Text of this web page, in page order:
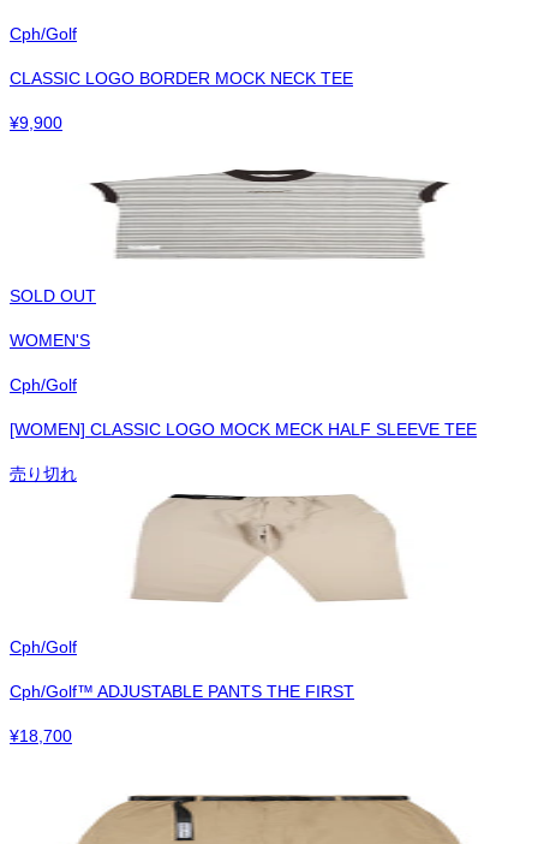
Cph/Golf
CLASSIC LOGO BORDER MOCK NECK TEE
¥9,900
SOLD OUT
WOMEN'S
Cph/Golf
[WOMEN] CLASSIC LOGO MOCK MECK HALF SLEEVE TEE
売り切れ
Cph/Golf
Cph/Golf™︎ ADJUSTABLE PANTS THE FIRST
¥18,700